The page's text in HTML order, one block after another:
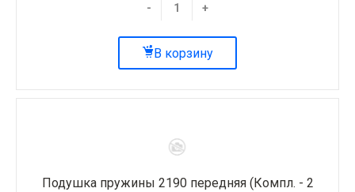
- +
В корзину
Подушка пружины 2190 передняя (Компл. - 2